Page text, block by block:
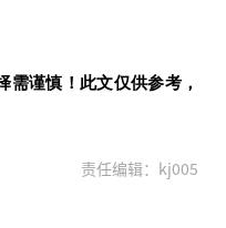
需谨慎！此文仅供参考，
责任编辑：kj005